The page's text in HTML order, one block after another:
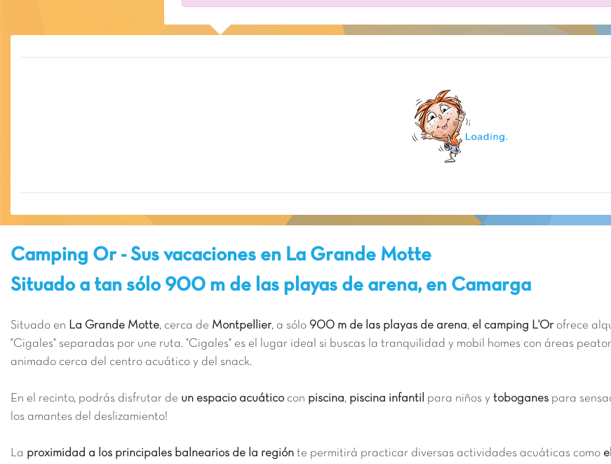
Camping Or - Sus vacaciones en La Grande Motte
Situado a tan sólo 900 m de las playas de arena, en Camarga
Situado en La Grande Motte, cerca de Montpellier, a sólo 900 m de las playas de arena, el camping L'Orofrece
"Cigales" separadas por une ruta. "Cigales" es el lugar ideal si buscas la tranquilidad y mobil homes con áreas
animado cerca del centro acuático y del snack.
En el recinto, podrás disfrutar de un espacio acuático con piscina, piscina infantil para niños y toboganes para
los amantes del deslizamiento!
La proximidad a los principales balnearios de la región te permitirá practicar diversas actividades acuáticas como